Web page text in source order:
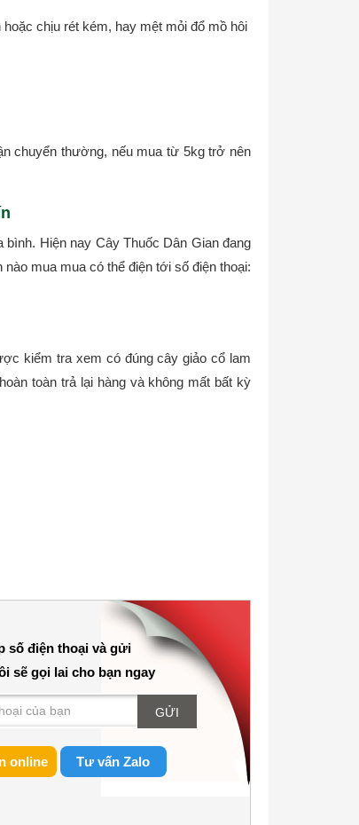
chịu rét kém, hay mệt mỏi đổ mồ hôi
chuyển thường, nếu mua từ 5kg trở nên
Hiện nay Cây Thuốc Dân Gian đang
mua mua có thể điện tới số điện thoại:
kiểm tra xem có đúng cây giảo cổ lam
toàn trả lại hàng và không mất bất kỳ
số điện thoại và gửi
sẽ gọi lai cho bạn ngay
GỬI
online Tư vấn Zalo